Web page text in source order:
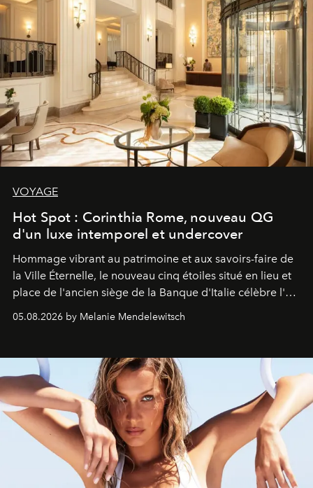
VOYAGE
Hot Spot : Corinthia Rome, nouveau QG
d'un luxe intemporel et undercover
Hommage vibrant au patrimoine et aux savoirs-faire de
la Ville Éternelle, le nouveau cinq étoiles situé en lieu et
place de l'ancien siège de la Banque d'Italie célèbre l'art
de vivre Romain dans toute son élégance intemporelle.
05.08.2026 by Melanie Mendelewitsch